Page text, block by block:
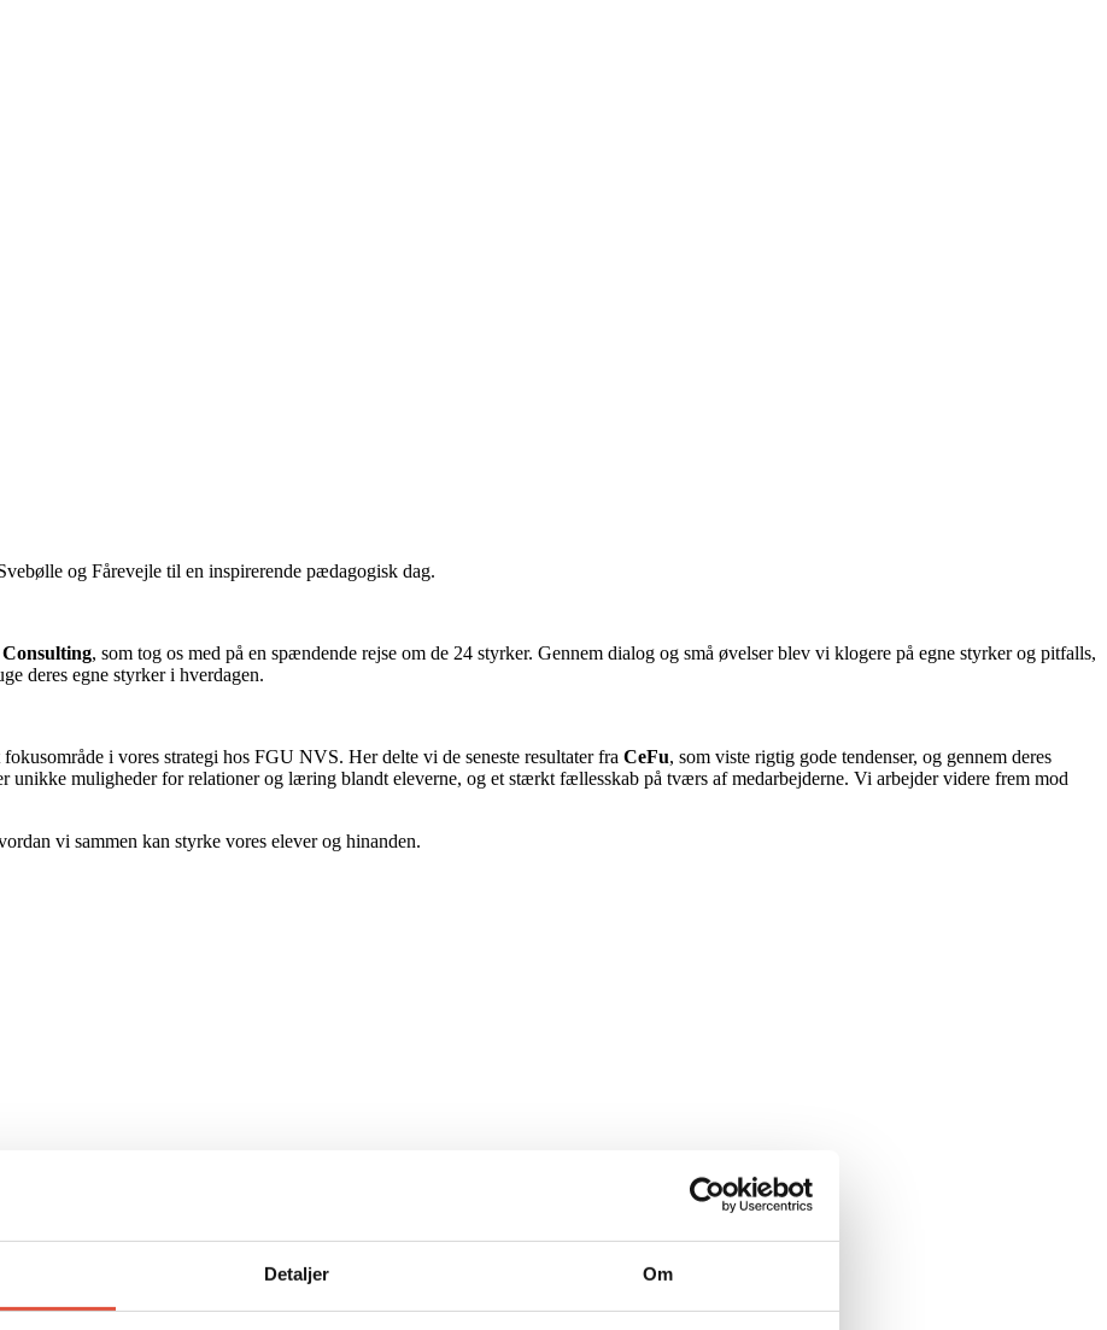
Detaljer Om
og Fårevejle til en inspirerende pædagogisk dag.
, som tog os med på en spændende rejse om de 24 styrker. Gennem dialog og små øvelser blev vi klogere på egne styrker og pitfalls,
deres egne styrker i hverdagen.
i vores strategi hos FGU NVS. Her delte vi de seneste resultater fra CeFu, som viste rigtig gode tendenser, og gennem deres
unikke muligheder for relationer og læring blandt eleverne, og et stærkt fællesskab på tværs af medarbejderne. Vi arbejder videre frem mod
vi sammen kan styrke vores elever og hinanden.